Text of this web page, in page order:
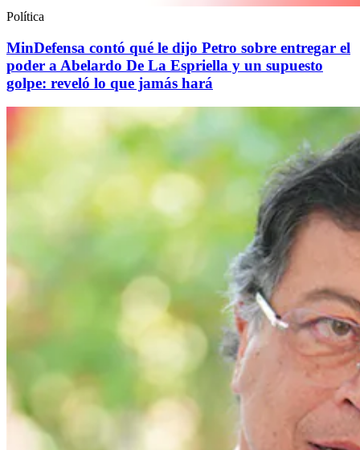
Política
MinDefensa contó qué le dijo Petro sobre entregar el
poder a Abelardo De La Espriella y un supuesto
golpe: reveló lo que jamás hará